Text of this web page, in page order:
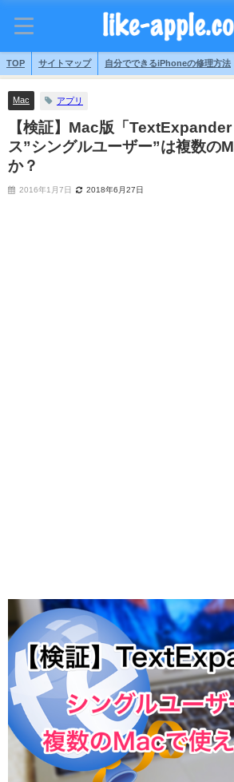
TOP サイトマップ 自分でできるiPhoneの修理方法
Mac アプリ
【検証】Mac版「
ス”シングルユーザー”は複数の
か？
2016年1月7日 2018年6月27日